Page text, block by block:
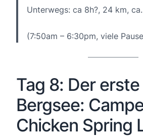
Unterwegs: ca 8h?, 24 km,
(7:50am – 6:30pm, viele
Tag 8: Der erste
Bergsee:
Chicken Spring